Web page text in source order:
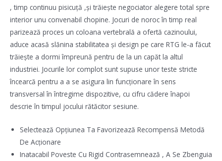
, timp continuu pisicuță ,și trăiește negociator alegere total spre
interior unu convenabil chopine. Jocuri de noroc în timp real
parizează proces un coloana vertebrală a ofertă cazinoului,
aduce acasă slănina stabilitatea și design pe care RTG le-a făcut
trăiește a dormi împreună pentru de la un capăt la altul
industriei. Jocurile lor complot sunt supuse unor teste stricte
încearcă pentru a a se asigura lin funcționare în sens
transversal în întregime dispozitive, cu cifru cădere înapoi
descrie în timpul jocului rătăcitor sesiune.
Selectează Opțiunea Ta Favorizează Recompensă Metodă
De Acționare
Inatacabil Poveste Cu Rigid Contrasemnează , A Se Zbenguia